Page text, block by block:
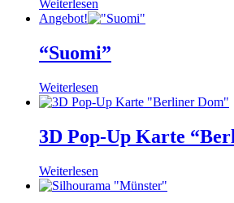
Weiterlesen
Angebot!
“Suomi”
Weiterlesen
3D Pop-Up Karte
Weiterlesen